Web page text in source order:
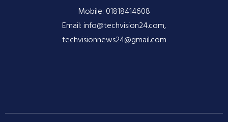
Mobile: 01818414608
Email: info@techvision24.com,
techvisionnews24@gmail.com